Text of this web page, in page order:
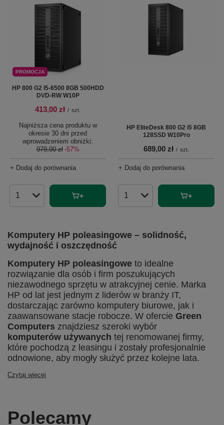
PROMOCJA
HP 800 G2 I5-6500 8GB 500HDD
DVD-RW W10P
413,00 zł / szt.
Najniższa cena produktu w
okresie 30 dni przed
wprowadzeniem obniżki:
979,00 zł -57%
+ Dodaj do porównania
Ilość produktów
HP EliteDesk 800 G2 i5 8GB
128SSD W10Pro
689,00 zł / szt.
+ Dodaj do porównania
Ilość produktów
Komputery HP poleasingowe – solidność,
wydajność i oszczędność
Komputery HP poleasingowe to idealne
rozwiązanie dla osób i firm poszukujących
niezawodnego sprzętu w atrakcyjnej cenie. Marka
HP od lat jest jednym z liderów w branży IT,
dostarczając zarówno komputery biurowe, jak i
zaawansowane stacje robocze. W ofercie Green
Computers znajdziesz szeroki wybór
komputerów używanych tej renomowanej firmy,
które pochodzą z leasingu i zostały profesjonalnie
odnowione, aby mogły służyć przez kolejne lata.
Czytaj więcej
Polecamy